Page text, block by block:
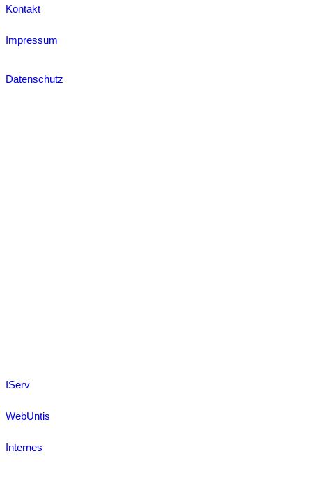
Kontakt
Impressum
Datenschutz
IServ
WebUntis
Internes